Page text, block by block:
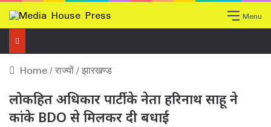
Menu
Home/राज्यों/झारखण्ड
लोकहित अधिकार पार्टी के नेता हरिनाथ साहू ने
कांके BDO से मिलकर दी बधाई